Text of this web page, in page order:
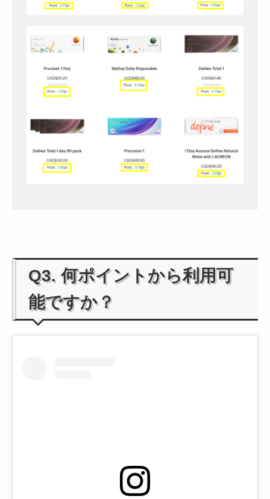
Q3. 何ポイントから利用可
能ですか？